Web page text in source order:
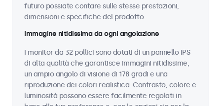
futuro possiate contare sulle stesse prestazioni,
dimensioni e specifiche del prodotto.
Immagine nitidissima da ogni angolazione
I monitor da 32 pollici sono dotati di un pannello IPS
di alta qualità che garantisce immagini nitidissime,
un ampio angolo di visione di 178 gradi e una
riproduzione dei colori realistica. Contrasto, colore e
luminosità possono essere facilmente regolati in